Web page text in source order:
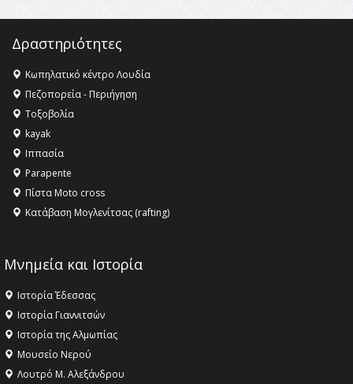
16:35 -Το πρόγραμμα του ΠΑΟΚ στον δεύτερο γύρο του
16:27 - Όλυμπος: Εντάχθηκε στον Κατάλογο Παγκόσμιας
Κληρονομιάς της UNESCO – Ομόφωνη η απόφαση Ο
Όλυμπος αναγνωρίστηκε ως φυσικό και πολιτιστικό
αγαθό εξέχουσας οικουμενικής αξίας για την
ανθρωπότητα
16:18 -
ΣΤΗΝ ΕΔΕΣΣΑ
Δραστηριότητες
Κωπηλατικό κέντρο Λουδία
Πεζοπορεία - Περιήγηση
Τοξοβολία
kayak
Ιππασία
Parapente
Πίστα Moto cross
Κατάβαση Μογλενίτσας (rafting)
Μνημεία και Ιστορία
Ιστορία Έδεσσας
Ιστορία Γιαννιτσών
Ιστορία της Αλμωπίας
Μουσείο Νερού
Λουτρό Μ. Αλεξάνδρου